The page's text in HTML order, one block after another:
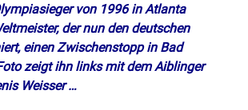
von 1996 in Atlanta
der nun den deutschen
einen Zwischenstopp in Bad
zeigt ihn links mit dem Aiblinger
Weisser …